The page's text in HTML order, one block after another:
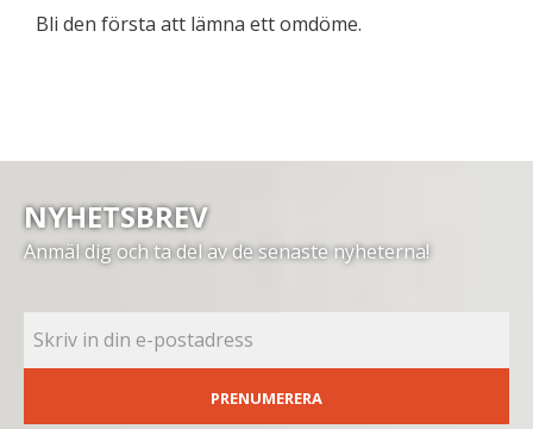
Bli den första att lämna ett omdöme.
NYHETSBREV
Anmäl dig och ta del av de senaste nyheterna!
PRENUMERERA